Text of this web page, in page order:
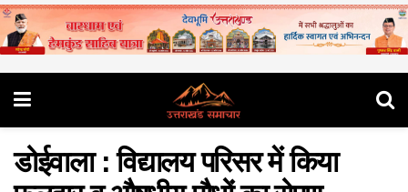
डोईवाला : विद्यालय परिसर में किया